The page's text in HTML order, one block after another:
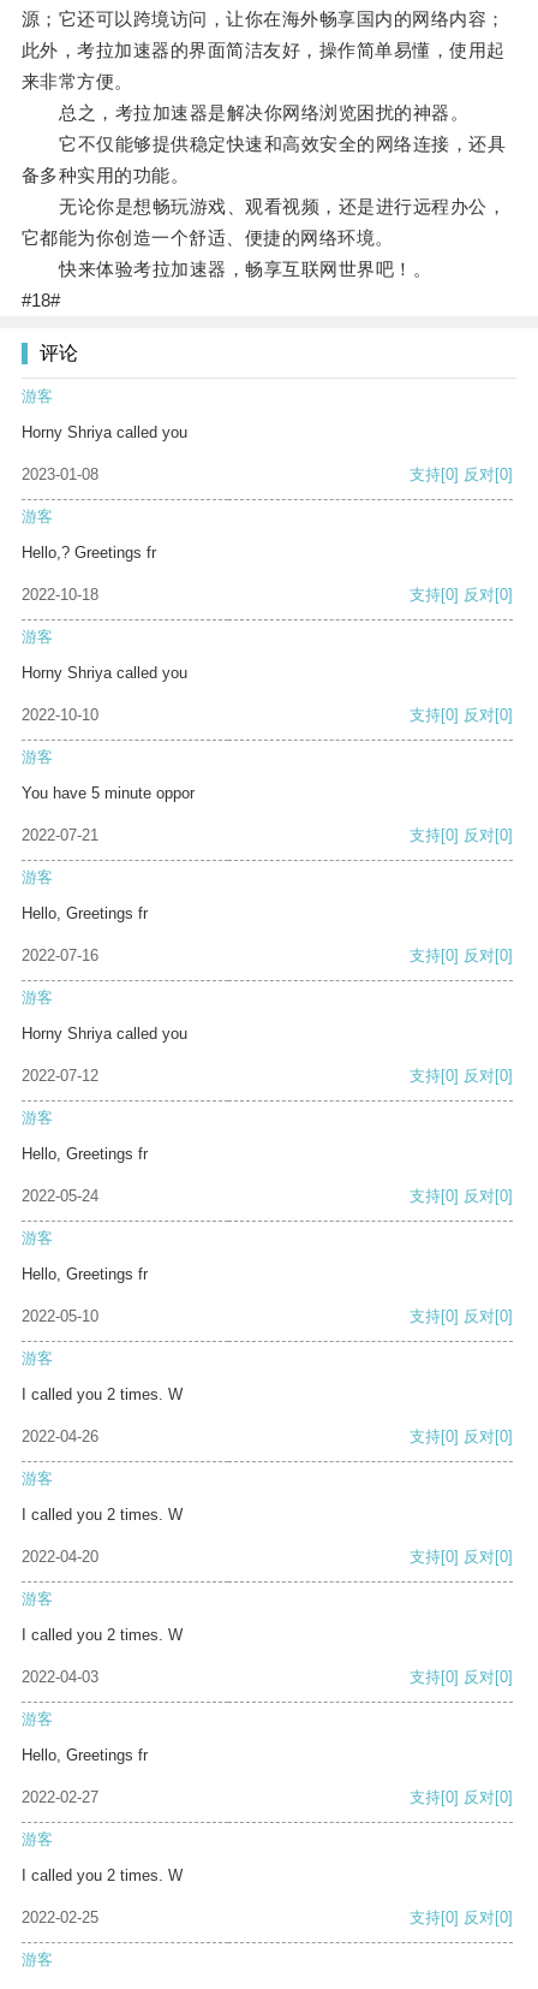
源；它还可以跨境访问，让你在海外畅享国内的网络内容；
此外，考拉加速器的界面简洁友好，操作简单易懂，使用起
来非常方便。
总之，考拉加速器是解决你网络浏览困扰的神器。
它不仅能够提供稳定快速和高效安全的网络连接，还具
备多种实用的功能。
无论你是想畅玩游戏、观看视频，还是进行远程办公，
它都能为你创造一个舒适、便捷的网络环境。
快来体验考拉加速器，畅享互联网世界吧！。
#18#
评论
游客
Horny Shriya called you
2023-01-08 支持[0] 反对[0]
游客
Hello,? Greetings fr
2022-10-18 支持[0] 反对[0]
游客
Horny Shriya called you
2022-10-10 支持[0] 反对[0]
游客
You have 5 minute oppor
2022-07-21 支持[0] 反对[0]
游客
Hello, Greetings fr
2022-07-16 支持[0] 反对[0]
游客
Horny Shriya called you
2022-07-12 支持[0] 反对[0]
游客
Hello, Greetings fr
2022-05-24 支持[0] 反对[0]
游客
Hello, Greetings fr
2022-05-10 支持[0] 反对[0]
游客
I called you 2 times. W
2022-04-26 支持[0] 反对[0]
游客
I called you 2 times. W
2022-04-20 支持[0] 反对[0]
游客
I called you 2 times. W
2022-04-03 支持[0] 反对[0]
游客
Hello, Greetings fr
2022-02-27 支持[0] 反对[0]
游客
I called you 2 times. W
2022-02-25 支持[0] 反对[0]
游客